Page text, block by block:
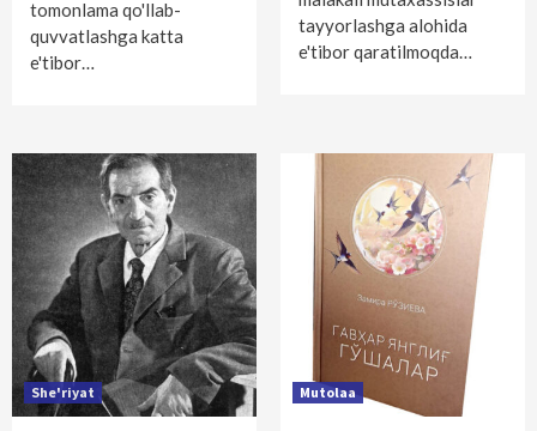
tomonlama qo'llab-
quvvatlashga katta
e'tibor…
tayyorlashga alohida
e'tibor qaratilmoqda…
She'riyat Mutolaa